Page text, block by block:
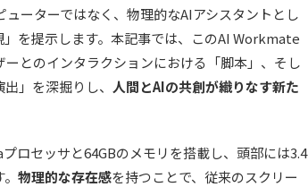
ーターではなく、物理的なAIアシスタントとし
を提示します。本記事では、このAI Workmate
ーとのインタラクションにおける「脚本」、そし
」を深掘りし、 人間とAIの共創が織りなす新た
セッサと64GBのメモリを搭載し、頭部には3.4
物理的な存在感を持つことで、従来のスクリー